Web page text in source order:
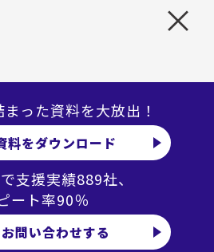
×
った資料を大放出！
料をダウンロード
支援実績889社、
ート率90％
問い合わせする
用活動レビューで次に繋がる振り
コメント
会社の中途採用プロジェクト
開示の深さで大きく変動する
できました。実際、承諾率は
るものの、役割期待や評価別の年
まで踏み込んで説明すること
化され、辞退に直結する要因